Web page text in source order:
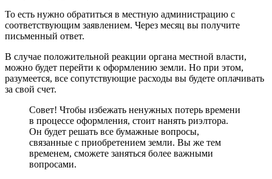
То есть нужно обратиться в местную администрацию с
соответствующим заявлением. Через месяц вы получите
письменный ответ.
В случае положительной реакции органа местной власти,
можно будет перейти к оформлению земли. Но при этом,
разумеется, все сопутствующие расходы вы будете оплачивать
за свой счет.
Совет! Чтобы избежать ненужных потерь времени
в процессе оформления, стоит нанять риэлтора.
Он будет решать все бумажные вопросы,
связанные с приобретением земли. Вы же тем
временем, сможете заняться более важными
вопросами.